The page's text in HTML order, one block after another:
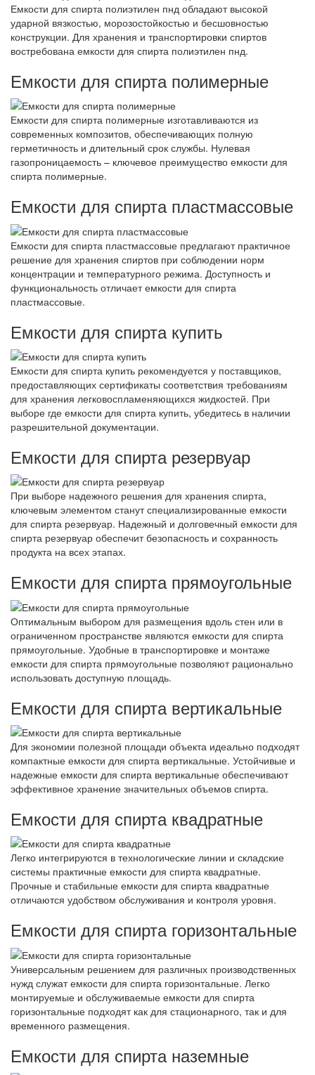
Емкости для спирта полиэтилен пнд обладают высокой
ударной вязкостью, морозостойкостью и бесшовностью
конструкции. Для хранения и транспортировки спиртов
востребована емкости для спирта полиэтилен пнд.
Емкости для спирта полимерные
Емкости для спирта полимерные изготавливаются из
современных композитов, обеспечивающих полную
герметичность и длительный срок службы. Нулевая
газопроницаемость – ключевое преимущество емкости для
спирта полимерные.
Емкости для спирта пластмассовые
Емкости для спирта пластмассовые предлагают практичное
решение для хранения спиртов при соблюдении норм
концентрации и температурного режима. Доступность и
функциональность отличает емкости для спирта
пластмассовые.
Емкости для спирта купить
Емкости для спирта купить рекомендуется у поставщиков,
предоставляющих сертификаты соответствия требованиям
для хранения легковоспламеняющихся жидкостей. При
выборе где емкости для спирта купить, убедитесь в наличии
разрешительной документации.
Емкости для спирта резервуар
При выборе надежного решения для хранения спирта,
ключевым элементом станут специализированные емкости
для спирта резервуар. Надежный и долговечный емкости для
спирта резервуар обеспечит безопасность и сохранность
продукта на всех этапах.
Емкости для спирта прямоугольные
Оптимальным выбором для размещения вдоль стен или в
ограниченном пространстве являются емкости для спирта
прямоугольные. Удобные в транспортировке и монтаже
емкости для спирта прямоугольные позволяют рационально
использовать доступную площадь.
Емкости для спирта вертикальные
Для экономии полезной площади объекта идеально подходят
компактные емкости для спирта вертикальные. Устойчивые и
надежные емкости для спирта вертикальные обеспечивают
эффективное хранение значительных объемов спирта.
Емкости для спирта квадратные
Легко интегрируются в технологические линии и складские
системы практичные емкости для спирта квадратные.
Прочные и стабильные емкости для спирта квадратные
отличаются удобством обслуживания и контроля уровня.
Емкости для спирта горизонтальные
Универсальным решением для различных производственных
нужд служат емкости для спирта горизонтальные. Легко
монтируемые и обслуживаемые емкости для спирта
горизонтальные подходят как для стационарного, так и для
временного размещения.
Емкости для спирта наземные